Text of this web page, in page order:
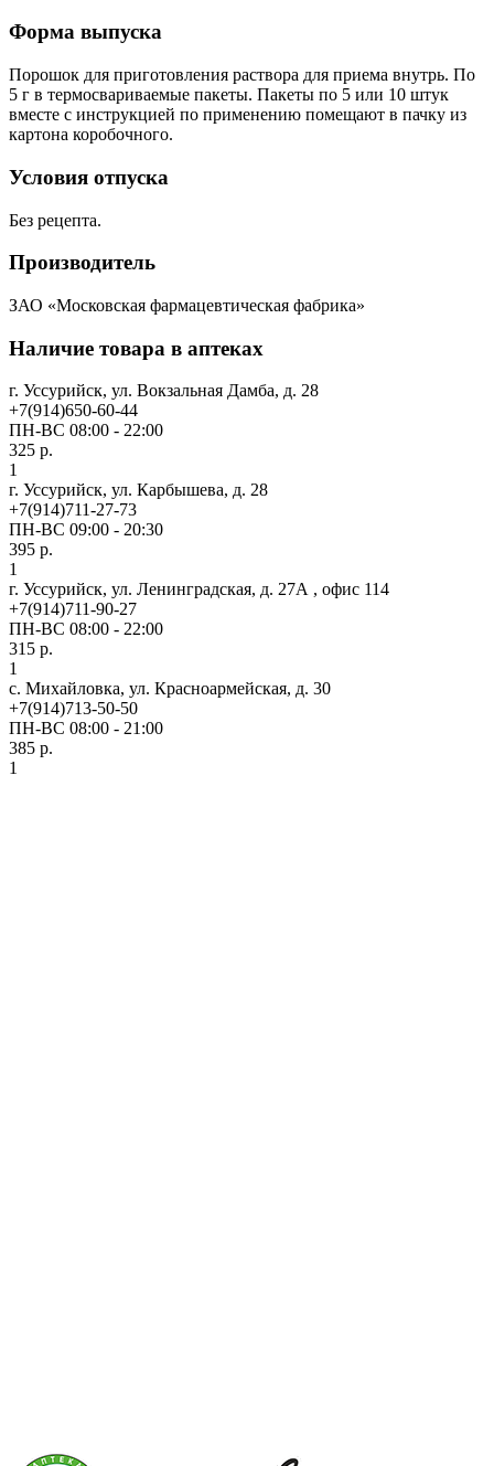
Форма выпуска
Порошок для приготовления раствора для приема внутрь. По
5 г в термосвариваемые пакеты. Пакеты по 5 или 10 штук
вместе с инструкцией по применению помещают в пачку из
картона коробочного.
Условия отпуска
Без рецепта.
Производитель
ЗАО «Московская фармацевтическая фабрика»
Наличие товара в аптеках
г. Уссурийск, ул. Вокзальная Дамба, д. 28
+7(914)650-60-44
ПН-ВС 08:00 - 22:00
325 р.
1
г. Уссурийск, ул. Карбышева, д. 28
+7(914)711-27-73
ПН-ВС 09:00 - 20:30
395 р.
1
г. Уссурийск, ул. Ленинградская, д. 27А , офис 114
+7(914)711-90-27
ПН-ВС 08:00 - 22:00
315 р.
1
с. Михайловка, ул. Красноармейская, д. 30
+7(914)713-50-50
ПН-ВС 08:00 - 21:00
385 р.
1